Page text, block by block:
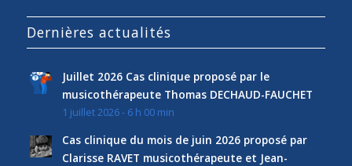
Dernières actualités
Juillet 2026 Cas clinique proposé par le
musicothérapeute Thomas DECHAUD-FAUCHET
1 juillet 2026 - 6 h 00 min
Cas clinique du mois de juin 2026 proposé par
Clarisse RAVET musicothérapeute et Jean-